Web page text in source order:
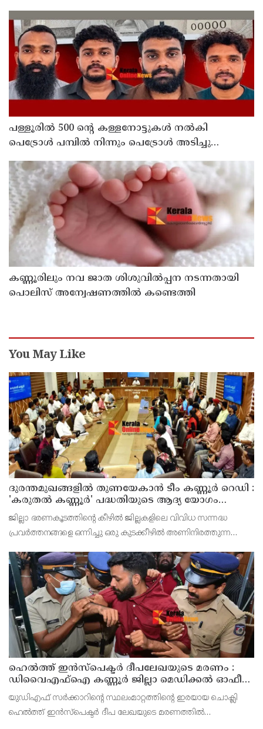
ഉപരോധിച്ചു
പള്ളൂരിൽ 500 ൻ്റെ കള്ളനോട്ടുകൾ നൽകി
പെട്രോൾ പമ്പിൽ നിന്നും പെട്രോൾ അടിച്ചു
കബളിപ്പിച്ച 4 പേർ അറസ്റ്റിൽ
കണ്ണൂരിലും നവ ജാത ശിശുവിൽപ്പന നടന്നതായി
പൊലിസ് അന്വേഷണത്തിൽ കണ്ടെത്തി
You May Like
ദുരന്തമുഖങ്ങളിൽ തുണയേകാൻ ടീം കണ്ണൂർ റെഡി :
'കരുതൽ കണ്ണൂർ' പദ്ധതിയുടെ ആദ്യ യോഗം
ചേർന്നു
ജില്ലാ ഭരണകൂടത്തിന്റെ കീഴിൽ ജില്ലകളിലെ വിവിധ സന്നദ്ധ
പ്രവർത്തനങ്ങളെ ഒന്നിച്ചു ഒരു കുടക്കീഴിൽ അണിനിരത്തുന്ന
എത്തിച്ചേർന്ന ജനക്കൂട്ടം കനിവൂറും കണ്ണൂരിന്റെ തെള
ഹെൽത്ത് ഇൻസ്പെക്ടർ ദീപലേഖയുടെ മരണം :
ഡിവൈഎഫ്‌ഐ കണ്ണൂർ ജില്ലാ മെഡിക്കൽ ഓഫീസ്
ഉപരോധിച്ചു
യുഡിഎഫ്‌ സർക്കാറിന്റെ സ്ഥലംമാറ്റത്തിന്റെ ഇരയായ ചൊക്ലി
ഹെൽത്ത്‌ ഇൻസ്‌പെക്ടർ ദീപ ലേഖയുടെ മരണത്തിൽ